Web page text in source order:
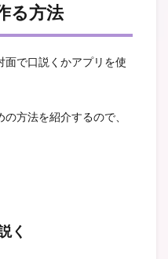
る方法
面で口説くかアプリを使
方法を紹介するので、
く